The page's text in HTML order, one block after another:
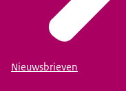
Nieuwsbrieven